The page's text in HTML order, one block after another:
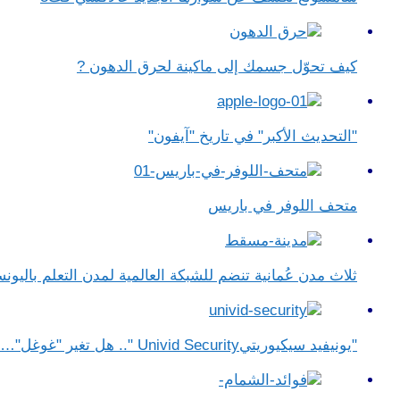
كيف تحوّل جسمك إلى ماكينة لحرق الدهون ?
"التحديث الأكبر" في تاريخ "آيفون"
متحف اللوفر في باريس
ثلاث مدن عُمانية تنضم للشبكة العالمية لمدن التعلم
"يونيفيد سيكيوريتيUnivid Security ".. هل تغير "غوغل"…